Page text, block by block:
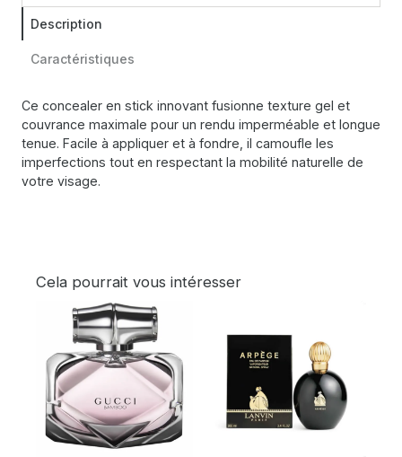
Description
Caractéristiques
Ce concealer en stick innovant fusionne texture gel et
couvrance maximale pour un rendu imperméable et longue
tenue. Facile à appliquer et à fondre, il camoufle les
imperfections tout en respectant la mobilité naturelle de
votre visage.
Cela pourrait vous intéresser